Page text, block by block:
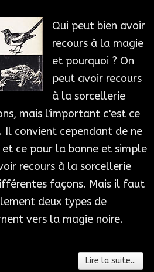
Qui peut bien avoir
recours à la magie
et pourquoi ? On
peut avoir recours
à la sorcellerie
mais l'important c'est ce
convient cependant de ne
ce pour la bonne et simple
recours à la sorcellerie
façons. Mais il faut
deux types de
vers la magie noire.
Lire la suite...